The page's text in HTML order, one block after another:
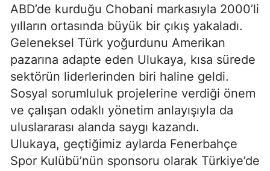
ABD’de kurduğu Chobani markasıyla 2000’li
yılların ortasında büyük bir çıkış yakaladı.
Geleneksel Türk yoğurdunu Amerikan
pazarına adapte eden Ulukaya, kısa sürede
sektörün liderlerinden biri haline geldi.
Sosyal sorumluluk projelerine verdiği önem
ve çalışan odaklı yönetim anlayışıyla da
uluslararası alanda saygı kazandı.
Ulukaya, geçtiğimiz aylarda Fenerbahçe
Spor Kulübü’nün sponsoru olarak Türkiye’de